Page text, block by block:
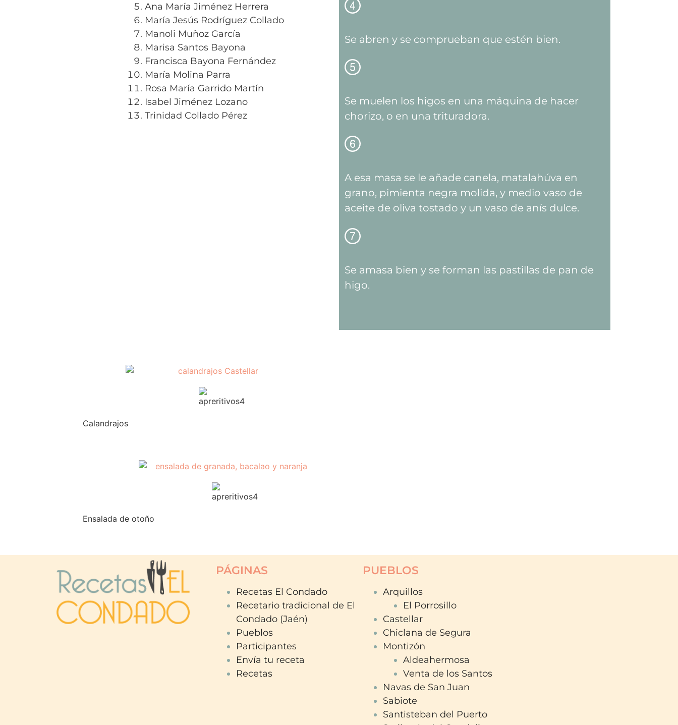
Ana María Jiménez Herrera
María Jesús Rodríguez Collado
Manoli Muñoz García
Marisa Santos Bayona
Francisca Bayona Fernández
María Molina Parra
Rosa María Garrido Martín
Isabel Jiménez Lozano
Trinidad Collado Pérez
Se abren y se comprueban que estén bien.
Se muelen los higos en una máquina de hacer
chorizo, o en una trituradora.
A esa masa se le añade canela, matalahúva en
grano, pimienta negra molida, y medio vaso de
aceite de oliva tostado y un vaso de anís dulce.
Se amasa bien y se forman las pastillas de pan de
higo.
Calandrajos
Ensalada de otoño
PÁGINAS
Recetas El Condado
Recetario tradicional de El
Condado (Jaén)
Pueblos
Participantes
Envía tu receta
Recetas
PUEBLOS
Arquillos
El Porrosillo
Castellar
Chiclana de Segura
Montizón
Aldeahermosa
Venta de los Santos
Navas de San Juan
Sabiote
Santisteban del Puerto